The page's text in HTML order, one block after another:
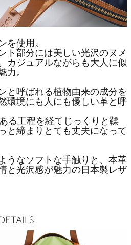
を使用。
ト部分には美しい光沢のヌメ
カジュアルながらも大人に似
力。
と呼ばれる植物由来の成分を
環境にも人にも優しい革と呼
る工程を経てじっくりと鞣
と締まりとても丈夫になって
うなソフトな手触りと、本革
と光沢感が魅力の日本製レザ